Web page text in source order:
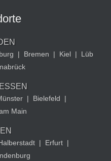
| Bremen | Kiel |
Lüb
| Bielefeld
|
Main
| Erfurt |